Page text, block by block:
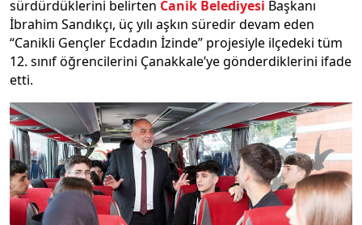
sürdürdüklerini belirten Canik Belediyesi Başkanı
İbrahim Sandıkçı, üç yılı aşkın süredir devam eden
“Canikli Gençler Ecdadın İzinde” projesiyle ilçedeki tüm
12. sınıf öğrencilerini Çanakkale’ye gönderdiklerini ifade
etti.